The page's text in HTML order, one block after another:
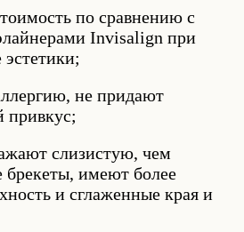
по сравнению с
Invisalign при
не придают
привкус;
слизистую, чем
брекеты, имеют более
и сглаженные края и